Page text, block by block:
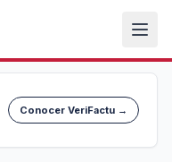
Conocer VeriFactu →